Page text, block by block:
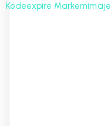
Kodeexpire Markemimaje